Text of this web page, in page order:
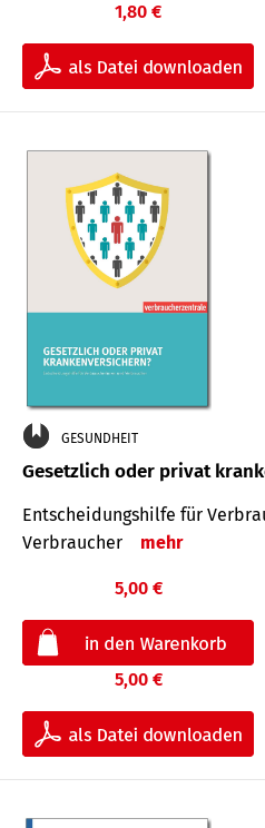
1,80 €
GESUNDHEIT
Gesetzlich oder privat
Entscheidungshilfe für
Verbraucher
mehr
5,00 €
5,00 €